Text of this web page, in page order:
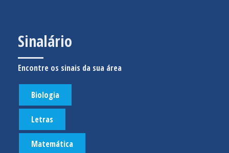
Sinalário
Encontre os sinais da sua área
Biologia
Letras
Matemática